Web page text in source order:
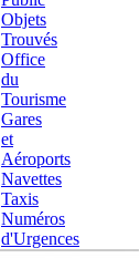
Objets
Trouvés
Office
du
Tourisme
Gares
et
Aéroports
Navettes
Taxis
Numéros
d'Urgences